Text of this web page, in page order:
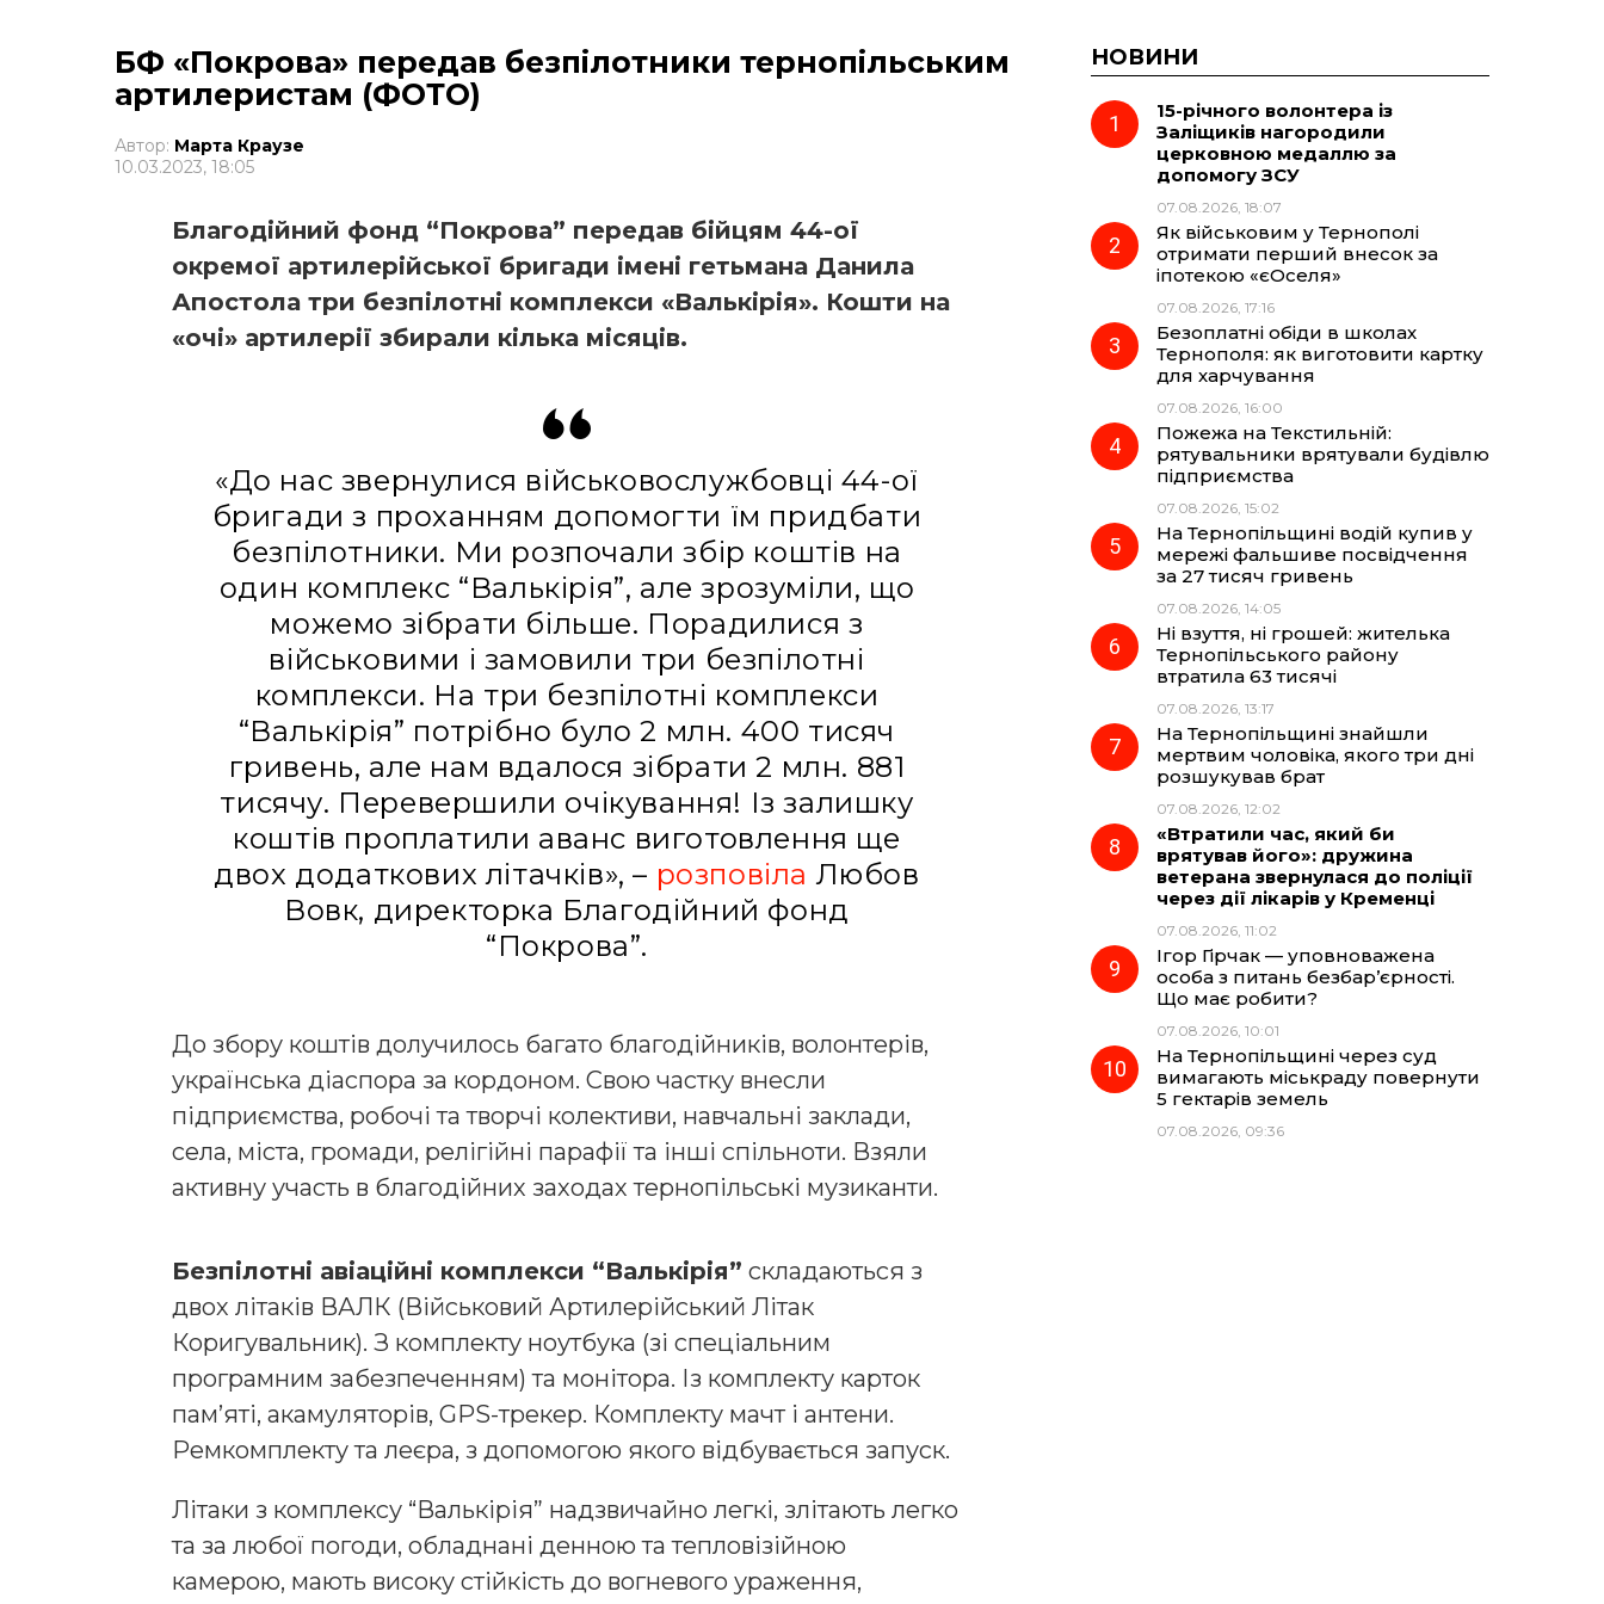
БФ «Покрова» передав безпілотники тернопільським
артилеристам (ФОТО)
Автор: Марта Краузе
10.03.2023, 18:05
Благодійний фонд “Покрова” передав бійцям 44-ої
окремої артилерійської бригади імені гетьмана Данила
Апостола три безпілотні комплекси «Валькірія». Кошти на
«очі» артилерії збирали кілька місяців.
«До нас звернулися військовослужбовці 44-ої
бригади з проханням допомогти їм придбати
безпілотники. Ми розпочали збір коштів на
один комплекс “Валькірія”, але зрозуміли, що
можемо зібрати більше. Порадилися з
військовими і замовили три безпілотні
комплекси. На три безпілотні комплекси
“Валькірія” потрібно було 2 млн. 400 тисяч
гривень, але нам вдалося зібрати 2 млн. 881
тисячу. Перевершили очікування! Із залишку
коштів проплатили аванс виготовлення ще
двох додаткових літачків», – розповіла Любов
Вовк, директорка Благодійний фонд
“Покрова”.
До збору коштів долучилось багато благодійників, волонтерів,
українська діаспора за кордоном. Свою частку внесли
підприємства, робочі та творчі колективи, навчальні заклади,
села, міста, громади, релігійні парафії та інші спільноти. Взяли
активну участь в благодійних заходах тернопільські музиканти.
Безпілотні авіаційні комплекси “Валькірія” складаються з
двох літаків ВАЛК (Військовий Артилерійський Літак
Коригувальник). З комплекту ноутбука (зі спеціальним
програмним забезпеченням) та монітора. Із комплекту карток
пам’яті, акамуляторів, GPS-трекер. Комплекту мачт і антени.
Ремкомплекту та леєра, з допомогою якого відбувається запуск.
Літаки з комплексу “Валькірія” надзвичайно легкі, злітають легко
та за любої погоди, обладнані денною та тепловізійною
камерою, мають високу стійкість до вогневого ураження,
НОВИНИ
15-річного волонтера із
Заліщиків нагородили
церковною медаллю за
допомогу ЗСУ
07.08.2026, 18:07
Як військовим у Тернополі
отримати перший внесок за
іпотекою «єОселя»
07.08.2026, 17:16
Безоплатні обіди в школах
Тернополя: як виготовити картку
для харчування
07.08.2026, 16:00
Пожежа на Текстильній:
рятувальники врятували будівлю
підприємства
07.08.2026, 15:02
На Тернопільщині водій купив у
мережі фальшиве посвідчення
за 27 тисяч гривень
07.08.2026, 14:05
Ні взуття, ні грошей: жителька
Тернопільського району
втратила 63 тисячі
07.08.2026, 13:17
На Тернопільщині знайшли
мертвим чоловіка, якого три дні
розшукував брат
07.08.2026, 12:02
«Втратили час, який би
врятував його»: дружина
ветерана звернулася до поліції
через дії лікарів у Кременці
07.08.2026, 11:02
Ігор Гірчак — уповноважена
особа з питань безбар’єрності.
Що має робити?
07.08.2026, 10:01
На Тернопільщині через суд
вимагають міськраду повернути
5 гектарів земель
07.08.2026, 09:36